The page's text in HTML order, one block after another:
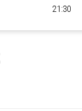
21:30